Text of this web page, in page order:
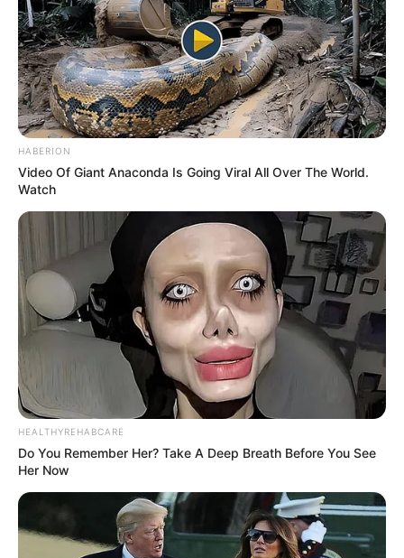
Musik
HABERION
Video Of Giant Anaconda Is Going Viral All Over The World.
Watch
HEALTHYREHABCARE
Do You Remember Her? Take A Deep Breath Before You See
Her Now